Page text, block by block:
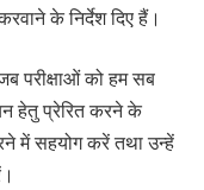
के निर्देश दिए हैं।
परीक्षाओं को हम सब
हेतु प्रेरित करने के
में सहयोग करें तथा उन्हें